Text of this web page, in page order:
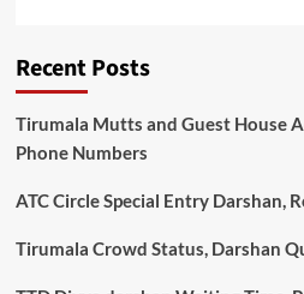
Recent Posts
Tirumala Mutts and Guest House
Phone Numbers
ATC Circle Special Entry Darshan,
Tirumala Crowd Status, Darshan